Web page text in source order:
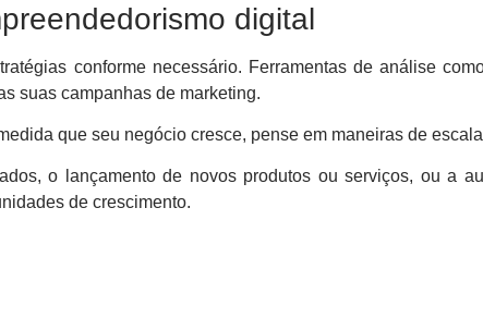
digital
conforme necessário. Ferramentas de análise
suas campanhas de marketing.
que seu negócio cresce, pense em maneiras de
o lançamento de novos produtos ou serviços, ou a
de crescimento.